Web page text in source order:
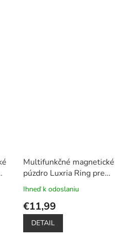
Multifunkčné magnetické
púzdro Luxria Ring pre
Samsung - Čierne
Dotykové pero zadarmo
Priemerné
hodnotenie
produktu
Ihneď k odoslaniu
€11,99
DETAIL